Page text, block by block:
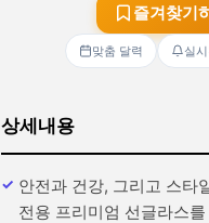
즐겨찾기
맞춤 달력 실
상세내용
안전과 건강, 그리고 스타
전용 프리미엄 선글라스